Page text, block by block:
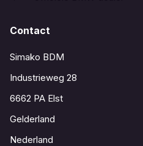
Contact
Simako BDM
Industrieweg 28
6662 PA Elst
Gelderland
Nederland